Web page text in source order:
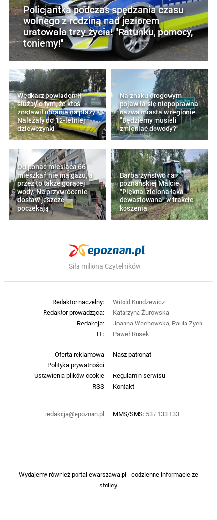
Policjantka podczas spędzania czasu
wolnego z rodziną nad jeziorem
uratowała trzy życia! "Ratunku, pomocy,
toniemy!"
Wędkarz powiadomił
służby o tym, że ktoś
zostawił ubrania na plaży.
Należały do 12-letniej
dziewczynki
Na znaku drogowym
pojawiła się niepoprawna
nazwa miasta w regionie.
"Będziemy musieli
zmieniać dowody?"
Od ponad miesiąca 66
mieszkań nie ma gazu, a
przez to także gorącej
wody. Na przywrócenie
dostaw jeszcze
poczekają
Barbarzyństwo na
poznańskiej Malcie.
"Piękna, zielona łąka
dewastowana" w trakcie
koszenia
Siła miliona Czytelników
Oferta reklamowa
Nasz patronat
Polityka prywatności
Ustawienia plików cookie
Regulamin serwisu
RSS
Kontakt
redakcja@epoznan.pl MMS/SMS: 537 133 133
Redaktor naczelny:
Witold Kundzewicz
Redaktor prowadząca:
Katarzyna Żurowska
Redakcja:
Joanna Wachowska, Paula Zych
IT:
Paweł Rusek
Wydajemy również portalewarszawa.pl- codzienne informacje ze
stolicy.